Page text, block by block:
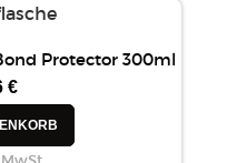
Protector 300ml
€